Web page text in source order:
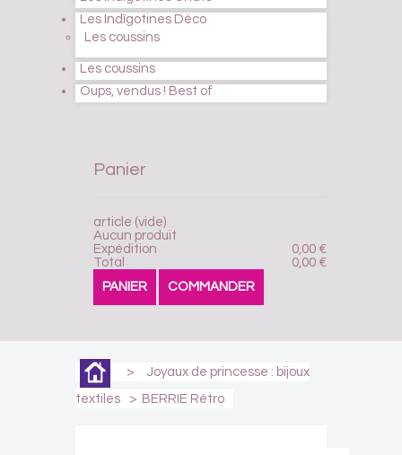
Les Indïgotines Déco
Les coussins
Les coussins
Oups, vendus ! Best of
Panier
article (vide)
Aucun produit
0,00 €
Expédition
0,00 €
Total
PANIER
COMMANDER
>
Joyaux de princesse : bijoux
textiles
> BERRIE Rétro